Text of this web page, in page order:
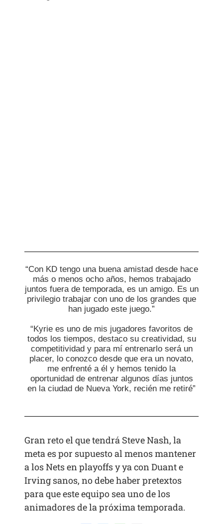
“Con KD tengo una buena amistad desde hace
más o menos ocho años, hemos trabajado
juntos fuera de temporada, es un amigo. Es un
privilegio trabajar con uno de los grandes que
han jugado este juego.”
“Kyrie es uno de mis jugadores favoritos de
todos los tiempos, destaco su creatividad, su
competitividad y para mí entrenarlo será un
placer, lo conozco desde que era un novato,
me enfrenté a él y hemos tenido la
oportunidad de entrenar algunos días juntos
en la ciudad de Nueva York, recién me retiré”
Gran reto el que tendrá Steve Nash, la
meta es por supuesto al menos mantener
a los Nets en playoffs y ya con Duant e
Irving sanos, no debe haber pretextos
para que este equipo sea uno de los
animadores de la próxima temporada.